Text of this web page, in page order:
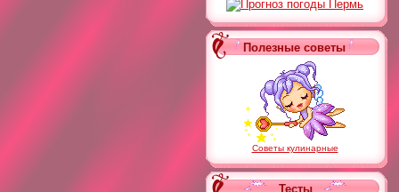
Полезные советы
Советы кулинарные
Тесты